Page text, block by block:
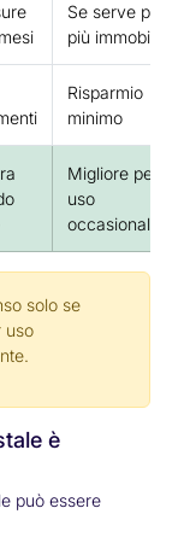
Se serve per
più immobili
Risparmio
minimo
Migliore per
uso
occasionale
solo se
uso
è
può essere